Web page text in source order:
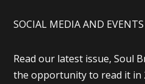
SOCIAL MEDIA AND EVENTS
Read our latest issue, Soul
the opportunity to read it